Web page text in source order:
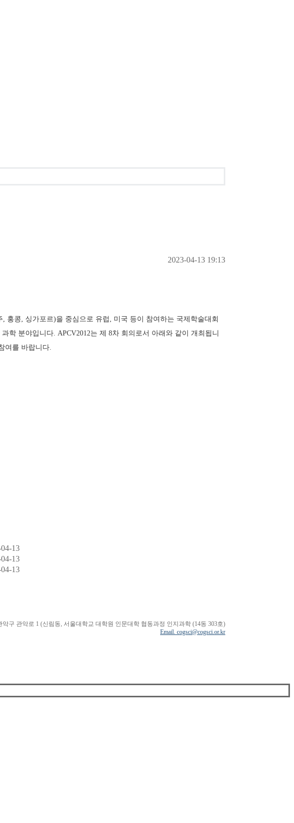
2023-04-13 19:13
홍콩, 싱가포르)을 중심으로 유럽, 미국 등이 참여하는 국제학술대회
분야입니다. APCV2012는 제 8차 회의로서 아래와 같이 개최됩니
여를 바랍니다.
13
13
13
악구 관악로 1 (신림동, 서울대학교 대학원 인문대학 협동과정 인지과학 (14동 303호)
Email. cogsci@cogsci.or.kr